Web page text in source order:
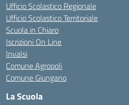
Ufficio Scolastico Regionale
Ufficio Scolastico Territoriale
Scuola in Chiaro
Iscrizioni On Line
Invalsi
Comune Agropoli
Comune Giungano
La Scuola